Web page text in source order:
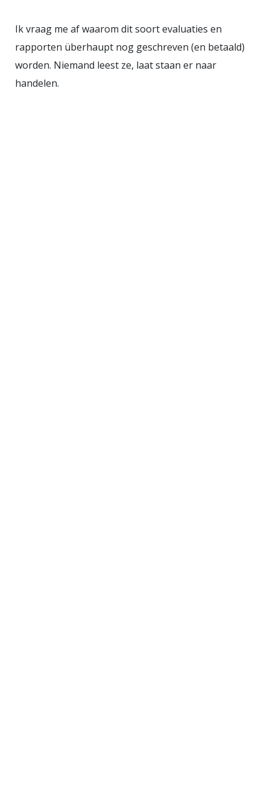
Ik vraag me af waarom dit soort evaluaties en
rapporten überhaupt nog geschreven (en betaald)
worden. Niemand leest ze, laat staan er naar
handelen.